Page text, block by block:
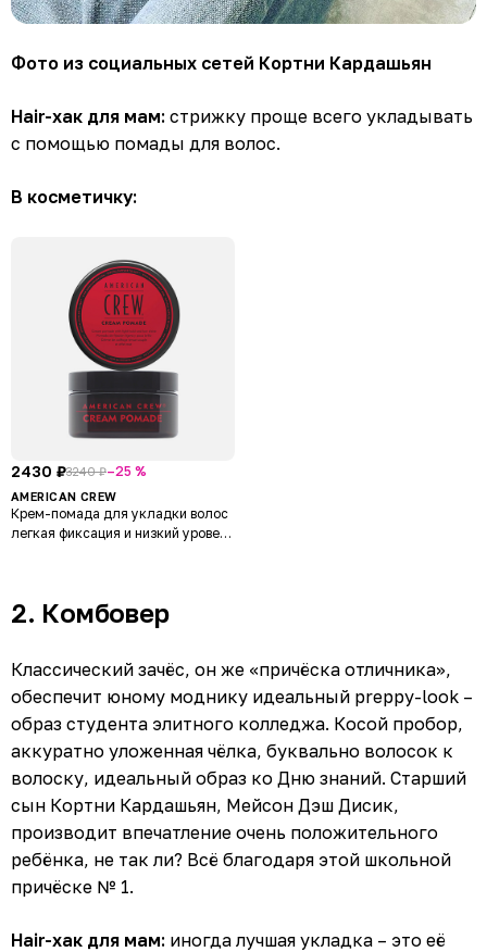
Фото из социальных сетей Кортни Кардашьян
Hair-хак для мам: стрижку проще всего укладывать
с помощью помады для волос.
В косметичку:
2430 ₽3240 ₽–25 %
AMERICAN CREW
Крем-помада для укладки волос
легкая фиксация и низкий уровень
2. Комбовер
Классический зачёс, он же «причёска отличника»,
обеспечит юному моднику идеальный preppy-look –
образ студента элитного колледжа. Косой пробор,
аккуратно уложенная чёлка, буквально волосок к
волоску, идеальный образ ко Дню знаний. Старший
сын Кортни Кардашьян, Мейсон Дэш Дисик,
производит впечатление очень положительного
ребёнка, не так ли? Всё благодаря этой школьной
причёске № 1.
Hair-хак для мам: иногда лучшая укладка – это её